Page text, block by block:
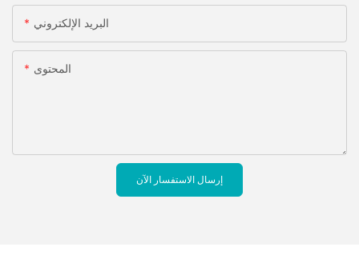
البريد الإلكتروني
المحتوى
إرسال الاستفسار الآن